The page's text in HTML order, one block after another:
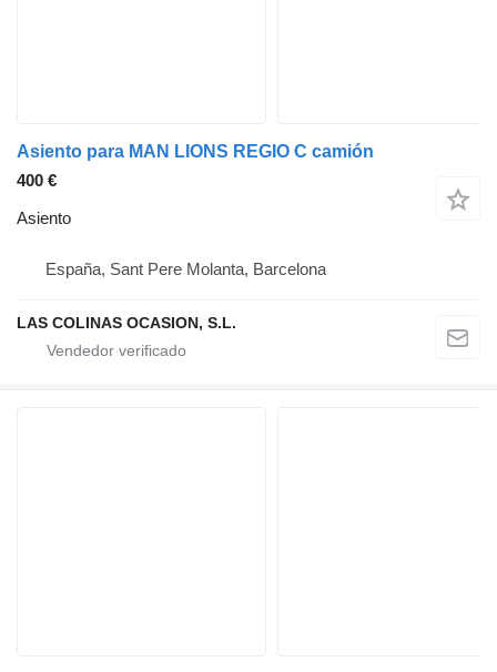
Asiento para MAN LIONS REGIO C camión
400 €
Asiento
España, Sant Pere Molanta, Barcelona
LAS COLINAS OCASION, S.L.